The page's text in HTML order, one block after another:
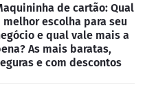
de cartão: Qual
melhor escolha para seu
e qual vale mais a
As mais baratas,
e com descontos